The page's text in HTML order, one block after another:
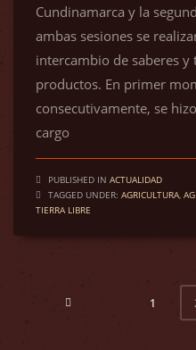
Cundinamarca y la
ambas sesiones se
intercambio de saberes
productos. En primer
consecutivamente, se
cargo
PUBLISHED IN ACTUALIDAD
TAGGED UNDER: AGRICULTURA,
TIERRA LIBRE
1